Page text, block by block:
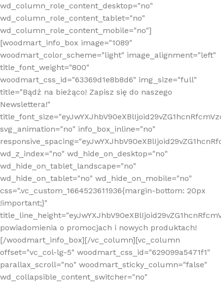
wd_column_role_content_desktop="no"
wd_column_role_content_tablet="no"
wd_column_role_content_mobile="no"]
[woodmart_info_box image="1089"
woodmart_color_scheme="light" image_alignment="left"
title_font_weight="800"
woodmart_css_id="63369d1e8b8d6" img_size="full"
title="Bądź na bieżąco! Zapisz się do naszego
Newslettera!"
svg_animation="no" info_box_inline="no"
wd_z_index="no" wd_hide_on_desktop="no"
wd_hide_on_tablet_landscape="no"
wd_hide_on_tablet="no" wd_hide_on_mobile="no"
css=".vc_custom_1664523611936{margin-bottom: 20px
!important;}"
powiadomienia o promocjach i nowych produktach!
[/woodmart_info_box][/vc_column][vc_column
offset="vc_col-lg-5" woodmart_css_id="629099a5471f1"
parallax_scroll="no" woodmart_sticky_column="false"
wd_collapsible_content_switcher="no"